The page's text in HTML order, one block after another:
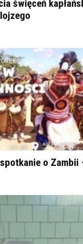
święceń
o Zambii